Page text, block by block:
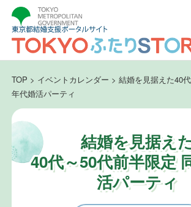
TOP > イベントカレンダー > 結婚を見据えた40
年代婚活パーティ
結婚を見据え
40代～50代前半限定
活パーティ